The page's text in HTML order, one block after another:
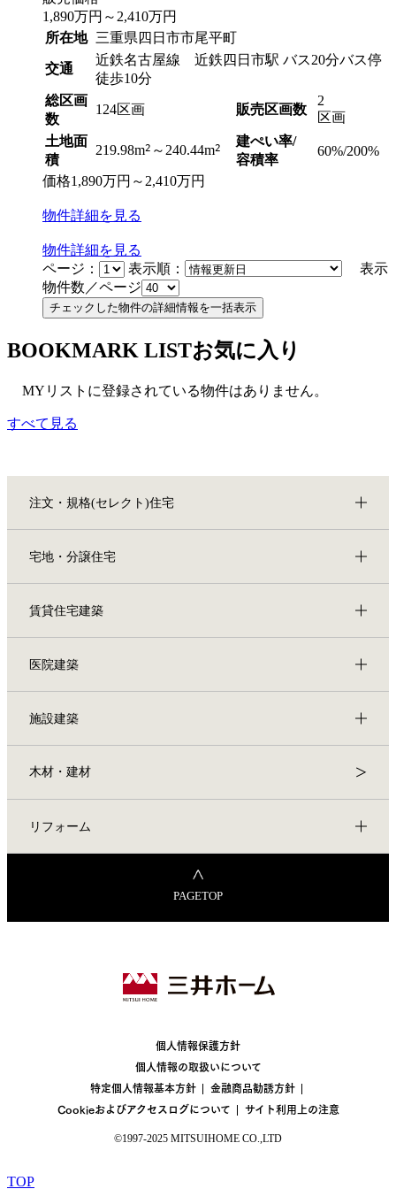
1,890万円 ～2,410万円
所在地 三重県四日市市尾平町
交通
近鉄名古屋線 近鉄四日市駅 バス20分バス停
徒歩10分
総区画
数
124区画 販売区画数
2
区画
土地面
積
219.98m2 ～240.44m2
建ぺい率/
容積率
60%/200%
価格1,890万円 ～2,410万円
物件詳細を見る
物件詳細を見る
ページ：
表示順：
表示
物件数／ページ
BOOKMARK LISTお気に入り
MYリストに登録されている物件はありません。
すべて見る
注文・規格(セレクト)住宅
宅地・分譲住宅
賃貸住宅建築
医院建築
施設建築
木材・建材
リフォーム
PAGETOP
個人情報保護方針
個人情報の取扱いについて
特定個人情報基本方針
金融商品勧誘方針
Cookieおよびアクセスログについて
サイト利用上の注意
©1997-2025 MITSUIHOME CO.,LTD
TOP